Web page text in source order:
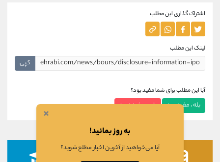
اشتراک گذاری این مطلب
لینک این مطلب
کپی
آیا این مطلب برای شما مفید بود؟
بله ، مفید بود خیر ، مفید نبود ×
به روز بمانید!
آیا می‌خواهید از آخرین اخبار مطلع شوید؟